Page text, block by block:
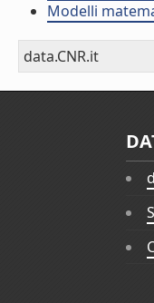
Modelli
data.CNR.it